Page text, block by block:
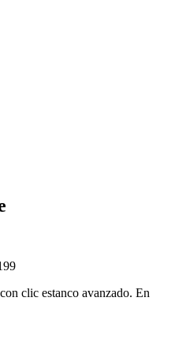
clic estanco avanzado. En